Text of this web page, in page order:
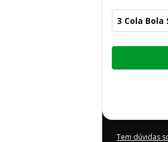
3 Cola Bola
Total
R$ 56,00
Tem dúvidas